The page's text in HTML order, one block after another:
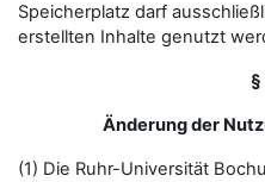
Speicherplatz darf
erstellten Inhalte genutzt
§
Änderung der
(1) Die Ruhr-Universität